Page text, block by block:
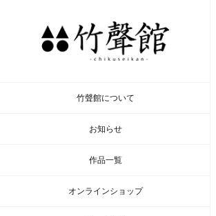
竹聲館について
お知らせ
作品一覧
オンラインショップ